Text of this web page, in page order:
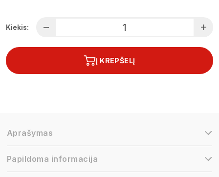
Kiekis:
Į KREPŠELĮ
Aprašymas
Papildoma informacija